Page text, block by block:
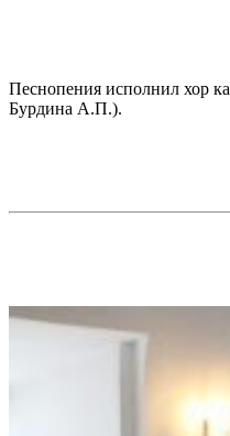
Песнопения исполнил хор
Бурдина А.П.).